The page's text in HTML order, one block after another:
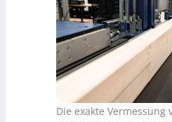
Die exakte Vermessung